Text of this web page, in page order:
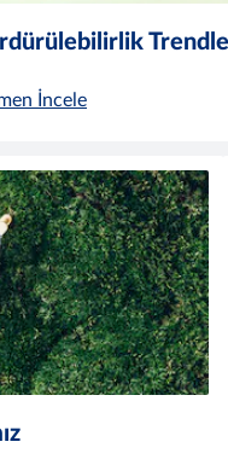
İncele